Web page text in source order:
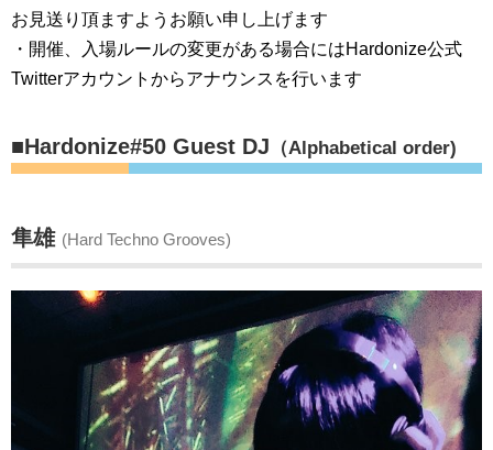
お見送り頂ますようお願い申し上げます
・開催、入場ルールの変更がある場合にはHardonize公式
Twitterアカウントからアナウンスを行います
■Hardonize#50 Guest DJ （Alphabetical order)
隼雄 (Hard Techno Grooves)